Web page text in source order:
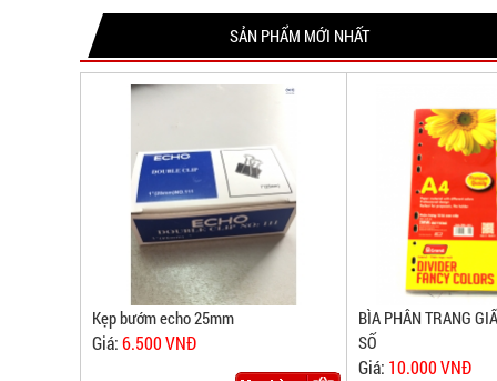
VĂN
PHÒNG
PHẨM
VINHEMPICH
phòng
phẩm
VĂN
PHÒNG
PHẨM
phòng
sỉ
bình
SẢN PHẨM MỚI NHẤT
Kẹp bướm echo 25mm
Giá:6.500 VNĐ
BÌA PHÂN TRANG
SỐ
Giá: 10.000 VNĐ